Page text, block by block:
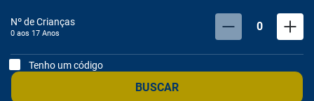
Nº de Crianças
0 aos 17 Anos 0
Tenho um código
BUSCAR